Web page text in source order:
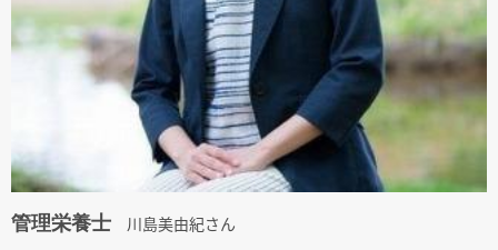
管理栄養士 川島美由紀さん